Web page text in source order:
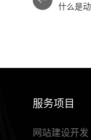
什么是
服务项目
网站建设开发